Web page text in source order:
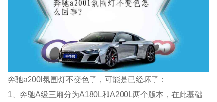
奔驰a200l氛围灯不变色了，可能是已经坏了：
1、奔驰A级三厢分为A180L和A200L两个版本，在此基础